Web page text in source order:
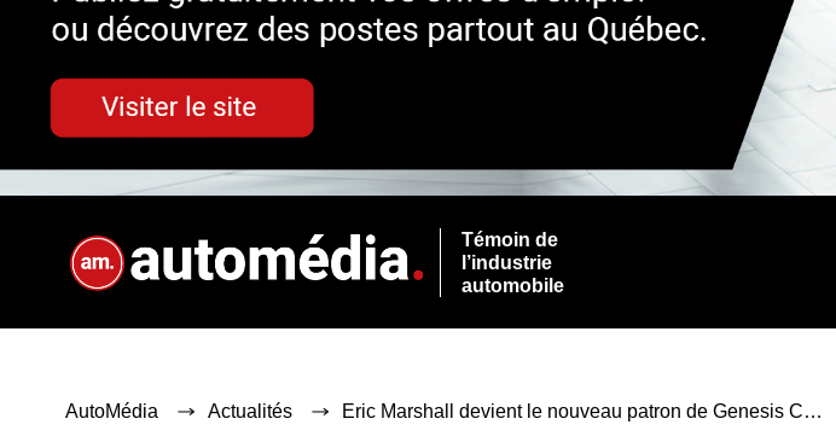
Témoin de
l’industrie
automobile
AutoMédia Actualités Eric Marshall devient le nouveau patron de Genesis Canada